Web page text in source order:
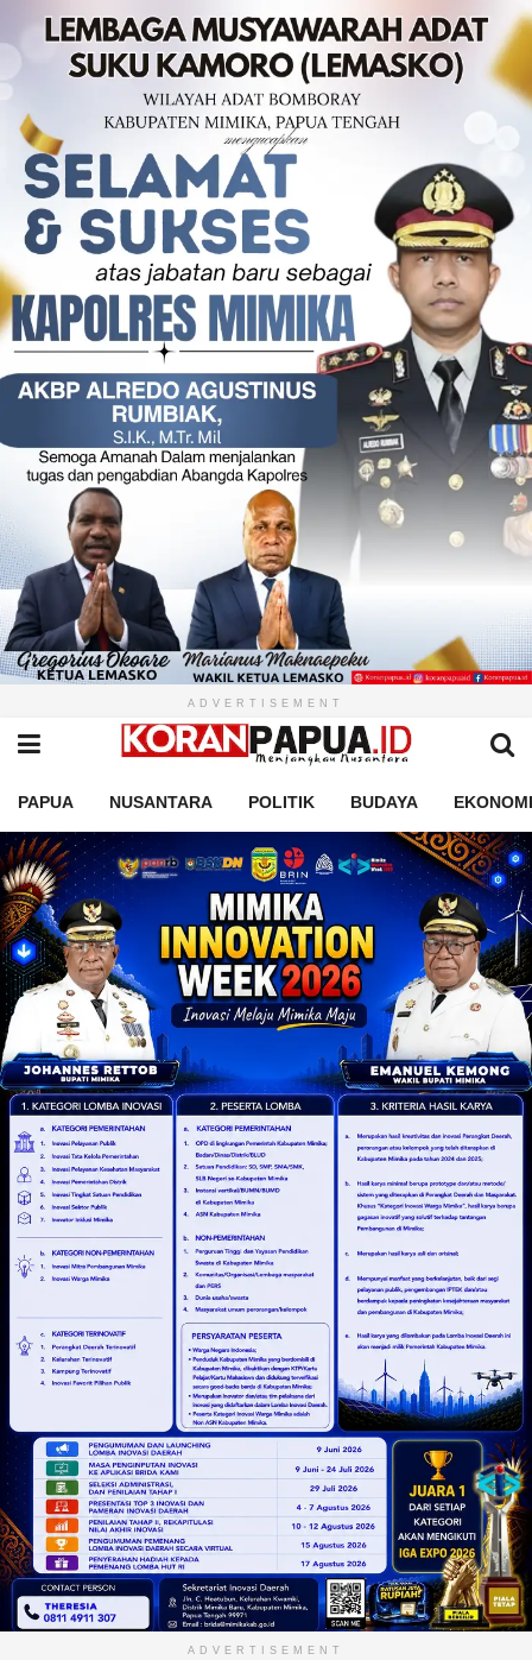
ADVERTISEMENT
PAPUA NUSANTARA POLITIK BUDAYA EKONOMI
ADVERTISEMENT